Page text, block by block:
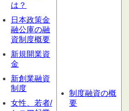
は？
日本政策金
融公庫の融
資制度概要
新規開業資
金
新創業融資
制度
女性、若者/
制度融資の概
要